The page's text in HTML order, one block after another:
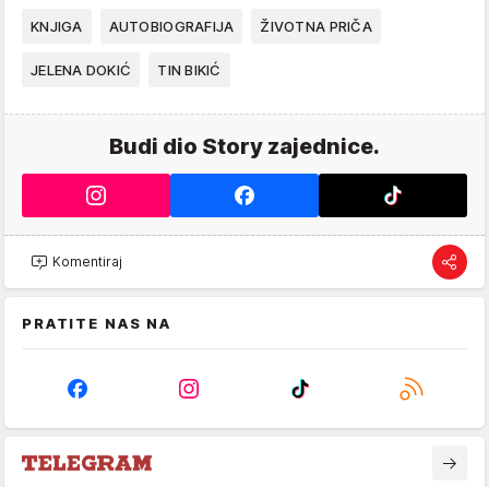
KNJIGA AUTOBIOGRAFIJA ŽIVOTNA PRIČA
JELENA DOKIĆ TIN BIKIĆ
Budi dio Story zajednice.
Komentiraj
PRATITE NAS NA